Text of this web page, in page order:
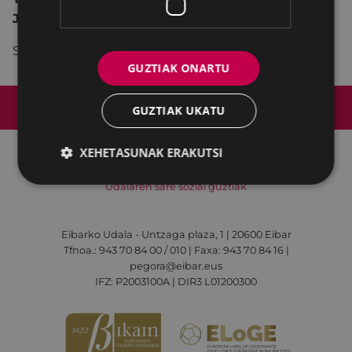
JAIALDIA
Sarrera doan.
Irisgarritasuna
Lege-oharra
Cookien politika
Udalaren sare sozial guztiak
Eibarko Udala - Untzaga plaza, 1 | 20600 Eibar
Tfnoa.: 943 70 84 00 / 010 | Faxa: 943 70 84 16 |
pegora@eibar.eus
IFZ: P2003100A | DIR3 L01200300
GUZTIAK ONARTU
GUZTIAK UKATU
XEHETASUNAK ERAKUTSI